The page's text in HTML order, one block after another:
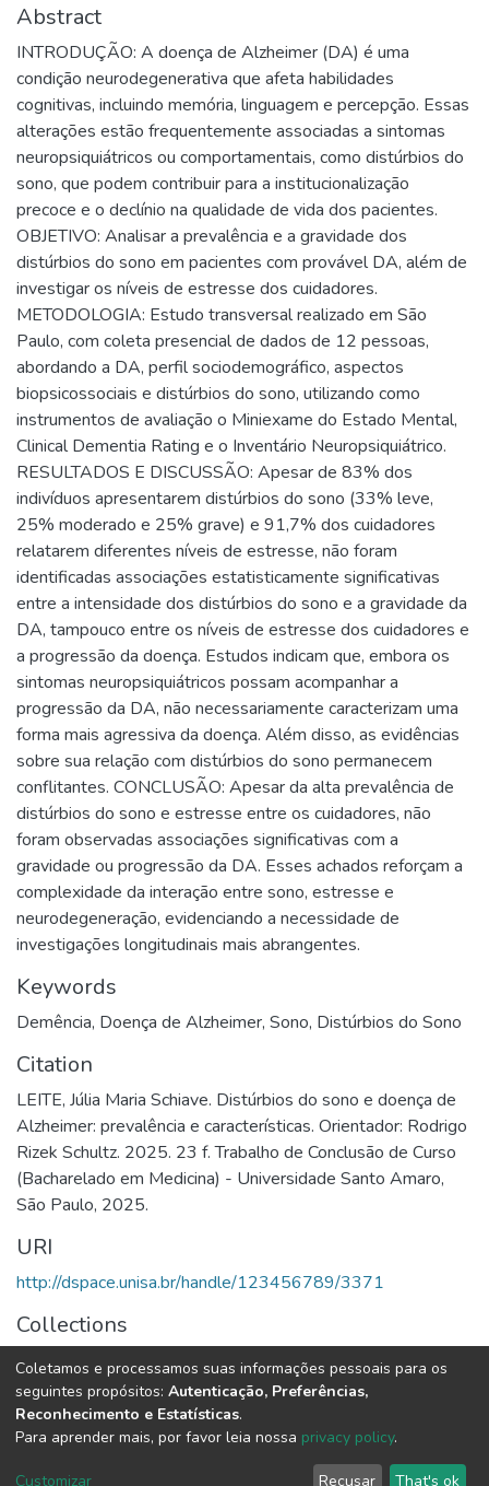
Abstract
INTRODUÇÃO: A doença de Alzheimer (DA) é uma
condição neurodegenerativa que afeta habilidades
cognitivas, incluindo memória, linguagem e percepção. Essas
alterações estão frequentemente associadas a sintomas
neuropsiquiátricos ou comportamentais, como distúrbios do
sono, que podem contribuir para a institucionalização
precoce e o declínio na qualidade de vida dos pacientes.
OBJETIVO: Analisar a prevalência e a gravidade dos
distúrbios do sono em pacientes com provável DA, além de
investigar os níveis de estresse dos cuidadores.
METODOLOGIA: Estudo transversal realizado em São
Paulo, com coleta presencial de dados de 12 pessoas,
abordando a DA, perfil sociodemográfico, aspectos
biopsicossociais e distúrbios do sono, utilizando como
instrumentos de avaliação o Miniexame do Estado Mental,
Clinical Dementia Rating e o Inventário Neuropsiquiátrico.
RESULTADOS E DISCUSSÃO: Apesar de 83% dos
indivíduos apresentarem distúrbios do sono (33% leve,
25% moderado e 25% grave) e 91,7% dos cuidadores
relatarem diferentes níveis de estresse, não foram
identificadas associações estatisticamente significativas
entre a intensidade dos distúrbios do sono e a gravidade da
DA, tampouco entre os níveis de estresse dos cuidadores e
a progressão da doença. Estudos indicam que, embora os
sintomas neuropsiquiátricos possam acompanhar a
progressão da DA, não necessariamente caracterizam uma
forma mais agressiva da doença. Além disso, as evidências
sobre sua relação com distúrbios do sono permanecem
conflitantes. CONCLUSÃO: Apesar da alta prevalência de
distúrbios do sono e estresse entre os cuidadores, não
foram observadas associações significativas com a
gravidade ou progressão da DA. Esses achados reforçam a
complexidade da interação entre sono, estresse e
neurodegeneração, evidenciando a necessidade de
investigações longitudinais mais abrangentes.
Keywords
Demência, Doença de Alzheimer, Sono, Distúrbios do Sono
Citation
LEITE, Júlia Maria Schiave. Distúrbios do sono e doença de
Alzheimer: prevalência e características. Orientador: Rodrigo
Rizek Schultz. 2025. 23 f. Trabalho de Conclusão de Curso
(Bacharelado em Medicina) - Universidade Santo Amaro,
São Paulo, 2025.
URI
http://dspace.unisa.br/handle/123456789/3371
Collections
Medicina
Full item page
DSpace software copyright © 2002-2026 LYRASIS
Coletamos e processamos suas informações pessoais para os
seguintes propósitos: Autenticação, Preferências,
Reconhecimento e Estatísticas.
Para aprender mais, por favor leia nossa privacy policy.
Customizar Recusar That's ok